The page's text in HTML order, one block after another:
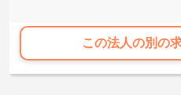
この法人の別の